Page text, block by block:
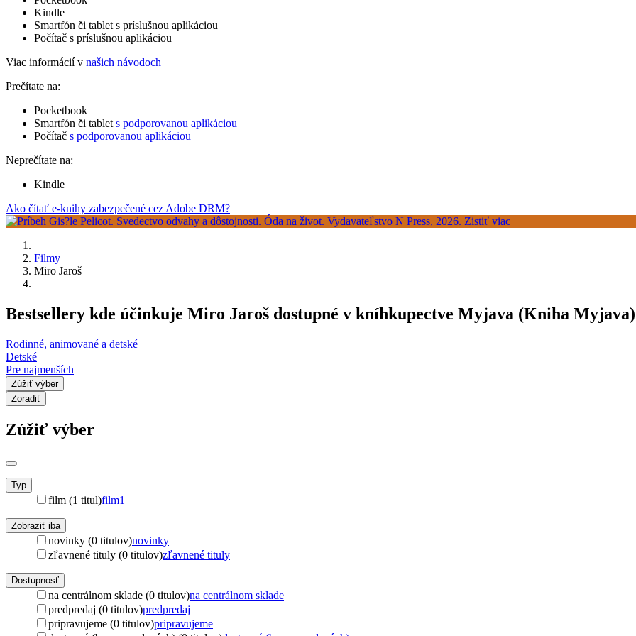
Kindle
Smartfón či tablet s príslušnou aplikáciou
Počítač s príslušnou aplikáciou
Viac informácií v našich návodoch
Prečítate na:
Pocketbook
Smartfón či tablet s podporovanou aplikáciou
Počítač s podporovanou aplikáciou
Neprečítate na:
Kindle
Ako čítať e-knihy zabezpečené cez Adobe DRM?
Filmy
Miro Jaroš
Bestsellery kde účinkuje Miro Jaroš dostupné v kníhkupectve Myjava (Kniha
Rodinné, animované a detské
Detské
Pre najmenších
Zúžiť výber
Zoradiť
Zúžiť výber
Typ
film (1 titul)film1
Zobraziť iba
novinky (0 titulov)novinky
zľavnené tituly (0 titulov)zľavnené tituly
Dostupnosť
na centrálnom sklade (0 titulov)na centrálnom sklade
predpredaj (0 titulov)predpredaj
pripravujeme (0 titulov)pripravujeme